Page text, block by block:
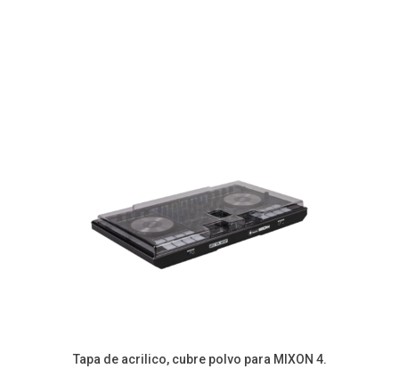
Tapa de acrilico, cubre polvo para MIXON 4.